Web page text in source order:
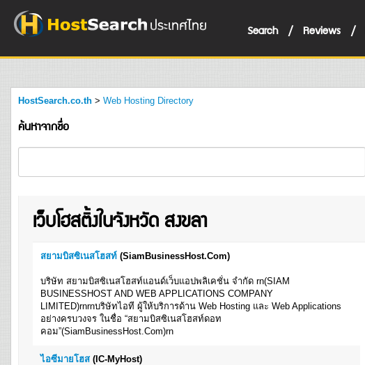
Search / Reviews /
HostSearch.co.th > Web Hosting Directory
ค้นหาจากชื่อ
เว็บโฮสติ้งในจังหวัด สงขลา
สยามบิสซิเนสโฮสท์ (SiamBusinessHost.Com)
บริษัท สยามบิสซิเนสโฮสท์แอนด์เว็บแอปพลิเคชั่น จำกัด rn(SIAM
BUSINESSHOST AND WEB APPLICATIONS COMPANY
LIMITED)rnrnบริษัทไอที ผู้ให้บริการด้าน Web Hosting และ Web Applications
อย่างครบวงจร ในชื่อ “สยามบิสซิเนสโฮสท์ดอท
คอม”(SiamBusinessHost.Com)rn
ไอซีมายโฮส(IC-MyHost)